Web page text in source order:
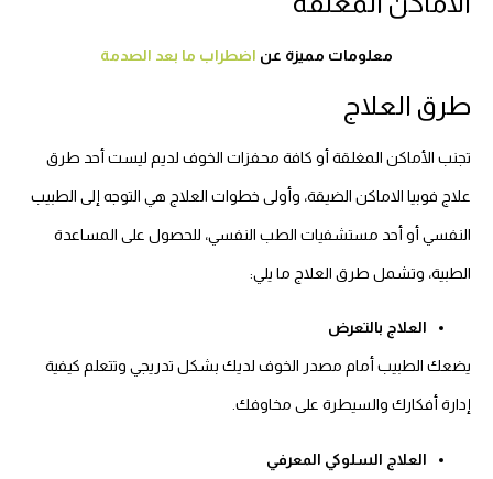
معلومات مميزة عن اضطراب ما بعد الصدمة
طرق العلاج
تجنب الأماكن المغلقة أو كافة محفزات الخوف لديم ليست أحد طرق
علاج فوبيا الاماكن الضيقة، وأولى خطوات العلاج هي التوجه إلى الطبيب
النفسي أو أحد مستشفيات الطب النفسي، للحصول على المساعدة
الطبية، وتشمل طرق العلاج ما يلي:
العلاج بالتعرض
يضعك الطبيب أمام مصدر الخوف لديك بشكل تدريجي وتتعلم كيفية
إدارة أفكارك والسيطرة على مخاوفك.
العلاج السلوكي المعرفي